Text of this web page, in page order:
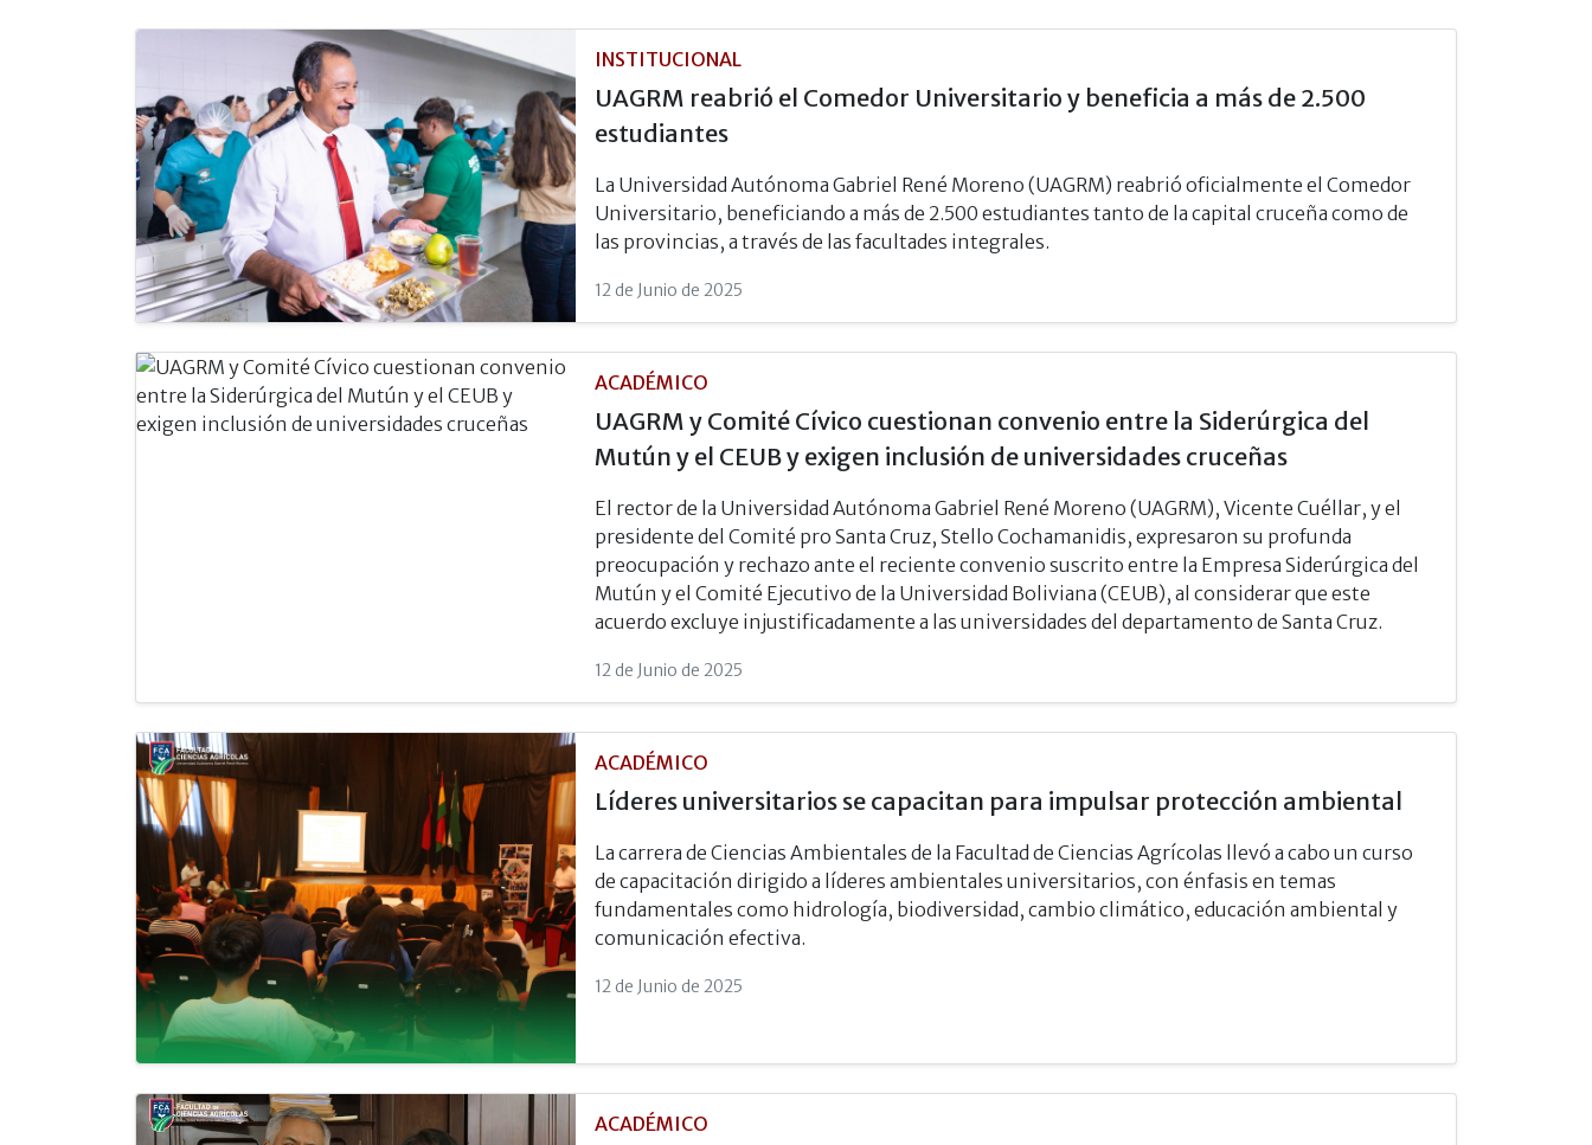
INSTITUCIONAL
UAGRM reabrió el Comedor Universitario y beneficia a más de 2.500
estudiantes
La Universidad Autónoma Gabriel René Moreno (UAGRM) reabrió oficialmente el Comedor
Universitario, beneficiando a más de 2.500 estudiantes tanto de la capital cruceña como de
las provincias, a través de las facultades integrales.
12 de Junio de 2025
ACADÉMICO
UAGRM y Comité Cívico cuestionan convenio entre la Siderúrgica del
Mutún y el CEUB y exigen inclusión de universidades cruceñas
El rector de la Universidad Autónoma Gabriel René Moreno (UAGRM), Vicente Cuéllar, y el
presidente del Comité pro Santa Cruz, Stello Cochamanidis, expresaron su profunda
preocupación y rechazo ante el reciente convenio suscrito entre la Empresa Siderúrgica del
Mutún y el Comité Ejecutivo de la Universidad Boliviana (CEUB), al considerar que este
acuerdo excluye injustificadamente a las universidades del departamento de Santa Cruz.
12 de Junio de 2025
ACADÉMICO
Líderes universitarios se capacitan para impulsar protección ambiental
La carrera de Ciencias Ambientales de la Facultad de Ciencias Agrícolas llevó a cabo un curso
de capacitación dirigido a líderes ambientales universitarios, con énfasis en temas
fundamentales como hidrología, biodiversidad, cambio climático, educación ambiental y
comunicación efectiva.
12 de Junio de 2025
ACADÉMICO